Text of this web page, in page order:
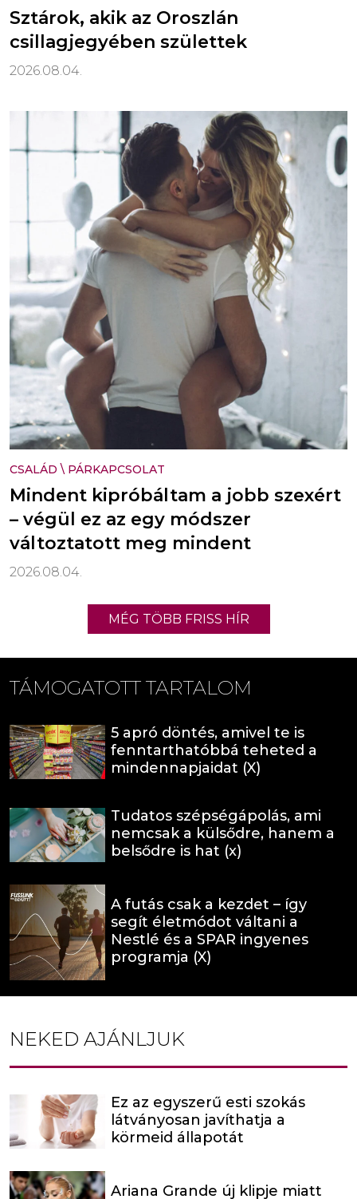
Sztárok, akik az Oroszlán
csillagjegyében születtek
2026.08.04.
CSALÁD \ PÁRKAPCSOLAT
Mindent kipróbáltam a jobb szexért
– végül ez az egy módszer
változtatott meg mindent
2026.08.04.
MÉG TÖBB FRISS HÍR
TÁMOGATOTT TARTALOM
5 apró döntés, amivel te is
fenntarthatóbbá teheted a
mindennapjaidat (X)
Tudatos szépségápolás, ami
nemcsak a külsődre, hanem a
belsődre is hat (x)
A futás csak a kezdet – így
segít életmódot váltani a
Nestlé és a SPAR ingyenes
programja (X)
NEKED AJÁNLJUK
Ez az egyszerű esti szokás
látványosan javíthatja a
körmeid állapotát
Ariana Grande új klipje miatt